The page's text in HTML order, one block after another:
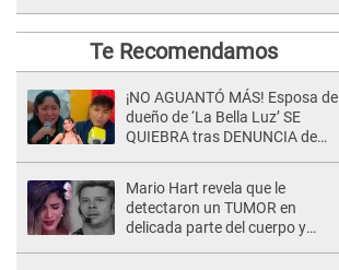
Te Recomendamos
¡NO AGUANTÓ MÁS! Esposa de
dueño de ‘La Bella Luz’ SE
QUIEBRA tras DENUNCIA de
Mario Hart revela que le
detectaron un TUMOR en
delicada parte del cuerpo y